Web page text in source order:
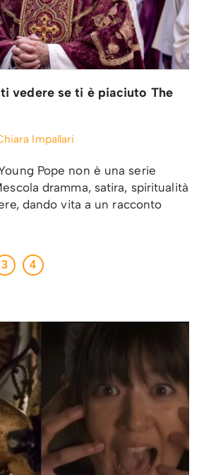
vedere se ti è piaciuto The
Impallari
Pope non è una serie
dramma, satira, spiritualità
dando vita a un racconto
3 4